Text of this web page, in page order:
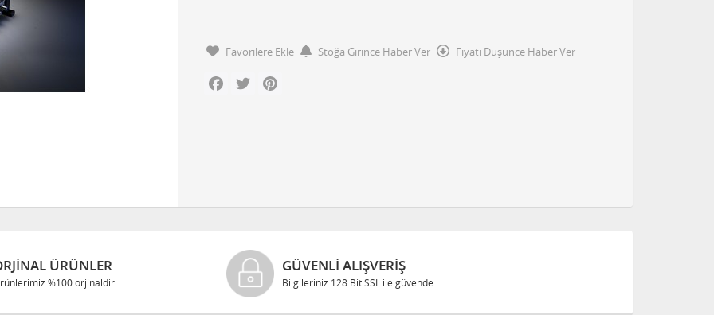
Favorilere Ekle Stoğa Girince Haber Ver
Fiyatı Düşünce Haber Ver
Facebook
Twitter
ÜRÜNLER
%100 orjinaldir.
GÜVENLI ALIŞVERIŞ
Bilgileriniz 128 Bit SSL ile güvende